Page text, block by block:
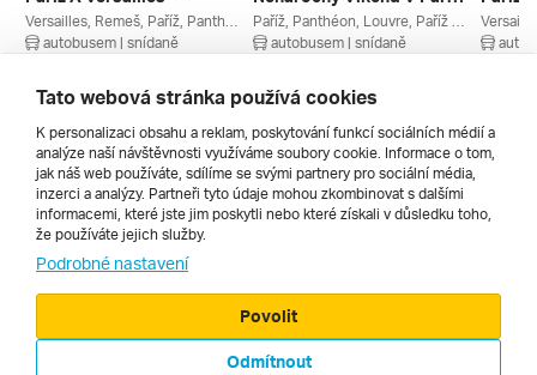
autobusem | snídaně
7 990 Kč
autobusem | snídaně
6 999 Kč
Všechny
Cestopisy
Tato webová stránka používá cookies
K personalizaci obsahu a reklam, poskytování funkcí sociálních médií a
analýze naší návštěvnosti využíváme soubory cookie. Informace o tom,
jak náš web používáte, sdílíme se svými partnery pro sociální média,
inzerci a analýzy. Partneři tyto údaje mohou zkombinovat s dalšími
informacemi, které jste jim poskytli nebo které získali v důsledku toho,
že používáte jejich služby.
Podrobné nastavení
Odmítnout
Povolit